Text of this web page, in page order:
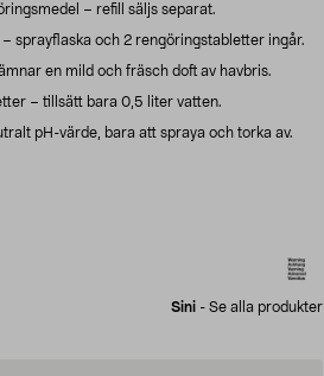
– refill säljs separat.
sprayflaska och 2 rengöringstabletter ingår.
en mild och fräsch doft av havbris.
– tillsätt bara 0,5 liter vatten.
pH-värde, bara att spraya och torka av.
Sini - Se alla produkter